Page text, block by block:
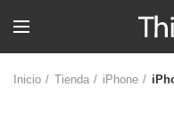
Inicio Tienda iPhone